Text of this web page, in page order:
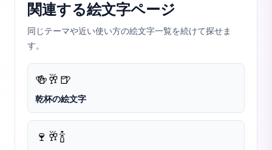
関連する絵文字ページ
同じテーマや近い使い方の絵文字一覧を続けて探せま
す。
🍻🥂 🍺
乾杯の絵文字
🍷 🥂🍾